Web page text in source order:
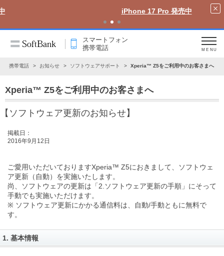
iPhone 17 Pro 発売中
スマートフォン
携帯電話
MENU
・携帯電話 お知らせ ソフトウェアサポート Xperia™ Z5をご利用中のお客さまへ
Xperia™ Z5をご利用中のお客さまへ
【ソフトウェア更新のお知らせ】
掲載日：
2016年9月12日
ご愛用いただいておりますXperia™ Z5におきまして、ソフトウェ
ア更新（自動）を実施いたします。
尚、ソフトウェアの更新は 「2.ソフトウェア更新の手順」 にそって
手動でも実施いただけます。
※ ソフトウェア更新にかかる通信料は、自動/手動ともに無料で
す。
1. 基本情報